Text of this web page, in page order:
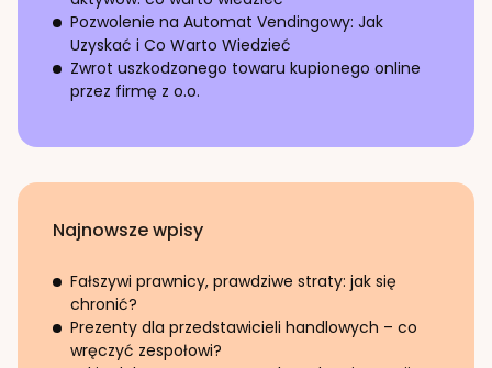
Pozwolenie na Automat Vendingowy: Jak
Uzyskać i Co Warto Wiedzieć
Zwrot uszkodzonego towaru kupionego online
przez firmę z o.o.
Najnowsze wpisy
Fałszywi prawnicy, prawdziwe straty: jak się
chronić?
Prezenty dla przedstawicieli handlowych – co
wręczyć zespołowi?